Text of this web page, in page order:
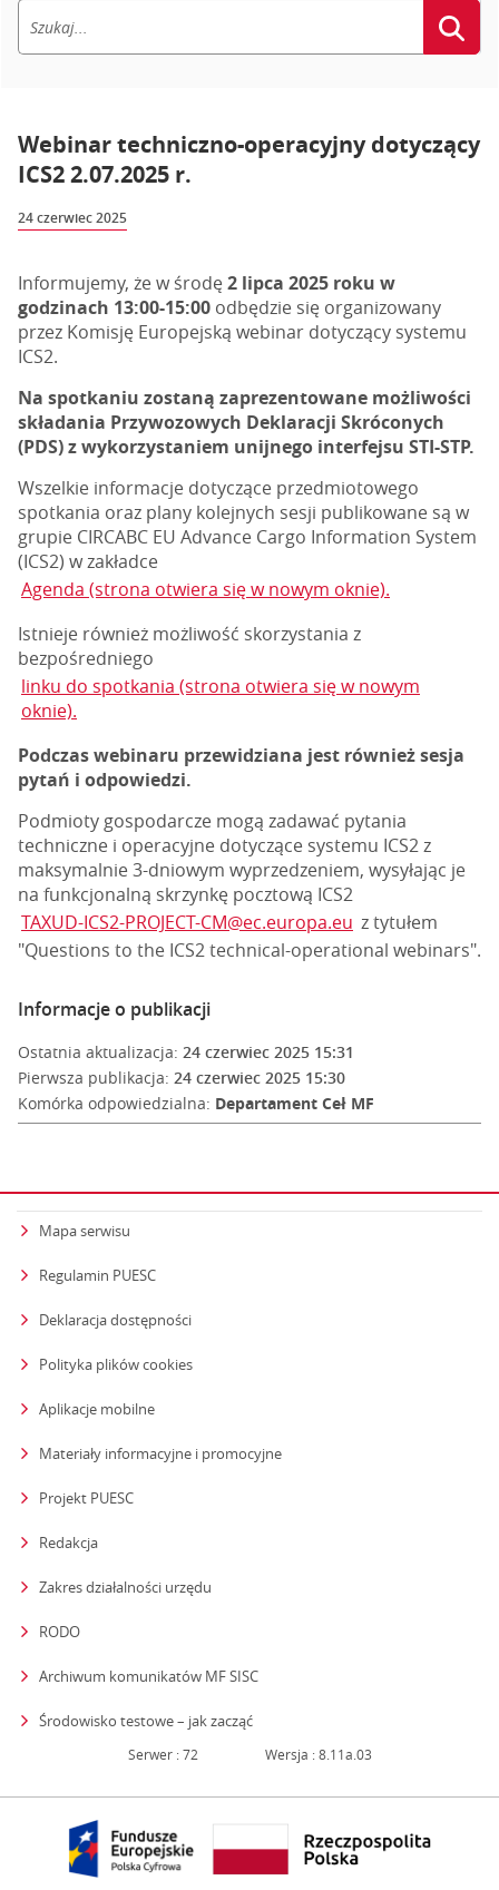
Webinar techniczno-operacyjny dotyczący
ICS2 2.07.2025 r.
24 czerwiec 2025
Informujemy, że w środę2 lipca 2025 roku w
godzinach 13:00-15:00 odbędzie się organizowany
przez Komisję Europejską webinar dotyczący systemu
ICS2.
Na spotkaniu zostaną zaprezentowane możliwości
składania Przywozowych Deklaracji Skróconych
(PDS) z wykorzystaniem unijnego interfejsu STI-STP.
Wszelkie informacje dotyczące przedmiotowego
spotkania oraz plany kolejnych sesji publikowane są w
grupie CIRCABC EU Advance Cargo Information System
(ICS2) w zakładce
Agenda (strona otwiera się w nowym oknie).
Istnieje również możliwość skorzystania z
bezpośredniego
linku do spotkania (strona otwiera się w nowym
oknie).
Podczas webinaru przewidziana jest również sesja
pytań i odpowiedzi.
Podmioty gospodarcze mogą zadawać pytania
techniczne i operacyjne dotyczące systemu ICS2 z
maksymalnie 3-dniowym wyprzedzeniem, wysyłając je
na funkcjonalną skrzynkę pocztową ICS2
TAXUD-ICS2-PROJECT-CM@ec.europa.eu z tytułem
"Questions to the ICS2 technical-operational webinars".
Informacje o publikacji
Ostatnia aktualizacja: 24 czerwiec 2025 15:31
Pierwsza publikacja: 24 czerwiec 2025 15:30
Komórka odpowiedzialna: Departament Ceł MF
Mapa serwisu
Regulamin PUESC
Deklaracja dostępności
Polityka plików cookies
Aplikacje mobilne
Materiały informacyjne i promocyjne
Projekt PUESC
Redakcja
Zakres działalności urzędu
RODO
Archiwum komunikatów MF SISC
Środowisko testowe – jak zacząćstrona otwiera się w nowym oknie
Serwer : 72 Wersja : 8.11a.03